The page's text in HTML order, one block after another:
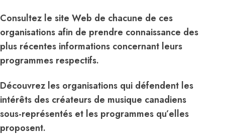
Consultez le site Web de chacune de ces
organisations afin de prendre connaissance des
plus récentes informations concernant leurs
programmes respectifs.
Découvrez les organisations qui défendent les
intérêts des créateurs de musique canadiens
sous-représentés et les programmes qu’elles
proposent.